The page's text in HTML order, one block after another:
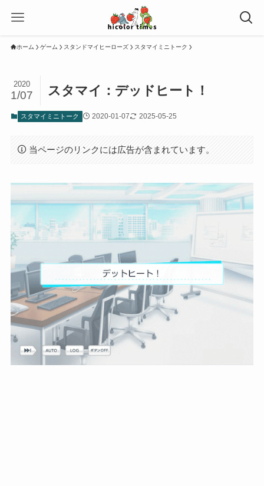
ホーム ゲーム スタンドマイヒーローズ スタマイミニトーク
スタマイ：デッドヒート！
2020
1/07
スタマイミニトーク 2020-01-07 2025-05-25
当ページのリンクには広告が含まれています。